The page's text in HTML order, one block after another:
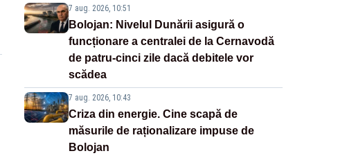
7 aug. 2026, 10:51
Bolojan: Nivelul Dunării asigură o
funcționare a centralei de la Cernavodă
de patru-cinci zile dacă debitele vor
scădea
7 aug. 2026, 10:43
Criza din energie. Cine scapă de
măsurile de raționalizare impuse de
Bolojan